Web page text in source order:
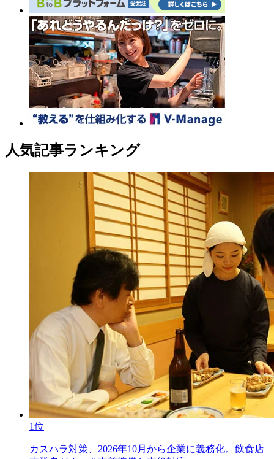
人気記事ランキング
1位
カスハラ対策、2026年10月から企業に義務化。飲食店